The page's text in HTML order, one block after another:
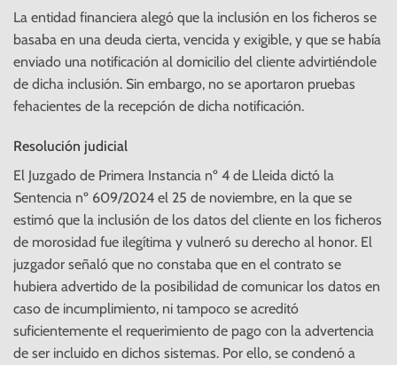
La entidad financiera alegó que la inclusión en los ficheros se
basaba en una deuda cierta, vencida y exigible, y que se había
enviado una notificación al domicilio del cliente advirtiéndole
de dicha inclusión. Sin embargo, no se aportaron pruebas
fehacientes de la recepción de dicha notificación.
Resolución judicial
El Juzgado de Primera Instancia nº 4 de Lleida dictó la
Sentencia nº 609/2024 el 25 de noviembre, en la que se
estimó que la inclusión de los datos del cliente en los ficheros
de morosidad fue ilegítima y vulneró su derecho al honor. El
juzgador señaló que no constaba que en el contrato se
hubiera advertido de la posibilidad de comunicar los datos en
caso de incumplimiento, ni tampoco se acreditó
suficientemente el requerimiento de pago con la advertencia
de ser incluido en dichos sistemas. Por ello, se condenó a